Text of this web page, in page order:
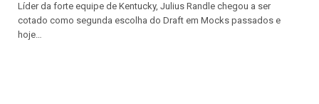
Líder da forte equipe de Kentucky, Julius Randle chegou a ser
cotado como segunda escolha do Draft em Mocks passados e
hoje…